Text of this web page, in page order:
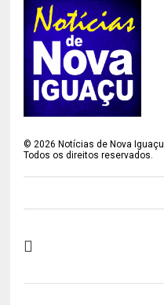
©2026 Notícias de Nova Iguaçu
Todos os direitos reservados.